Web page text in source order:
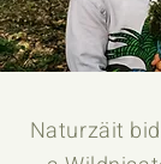
​Naturzäit